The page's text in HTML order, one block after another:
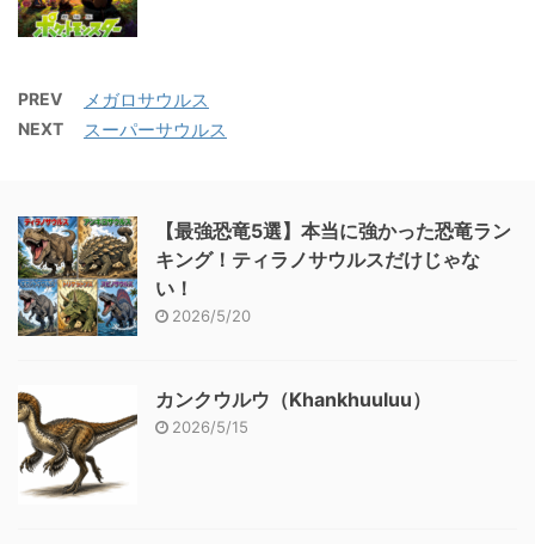
PREV メガロサウルス
NEXT スーパーサウルス
【最強恐竜5選】本当に強かった恐竜ラン
キング！ティラノサウルスだけじゃな
い！
2026/5/20
カンクウルウ（Khankhuuluu）
2026/5/15